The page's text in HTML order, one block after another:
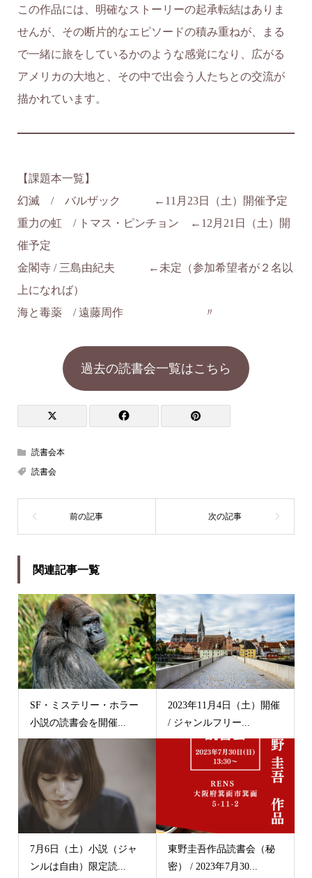
この作品には、明確なストーリーの起承転結はありま
せんが、その断片的なエピソードの積み重ねが、まる
で一緒に旅をしているかのような感覚になり、広がる
アメリカの大地と、その中で出会う人たちとの交流が
描かれています。
【課題本一覧】
幻滅 / バルザック ←11月23日（土）開催予定
重力の虹 / トマス・ピンチョン ←12月21日（土）開
催予定
金閣寺 / 三島由紀夫 ←未定（参加希望者が２名以
上になれば）
海と毒薬 / 遠藤周作 〃
過去の読書会一覧はこちら
読書会本
読書会
関連記事一覧
SF・ミステリー・ホラー
小説の読書会を開催...
2023年11月4日（土）開催
/ ジャンルフリー...
7月6日（土）小説（ジャ
ンルは自由）限定読...
東野圭吾作品読書会（秘
密） / 2023年7月30...